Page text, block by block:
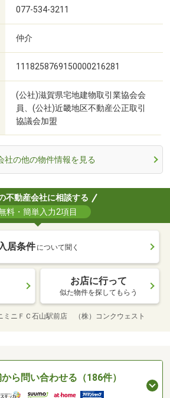
077-534-3211
仲介
1118258769150000216281
(公社)滋賀県宅地建物取引業協会会
員、(公社)近畿地区不動産公正取引
協議会加盟
社の他の物件情報を見る
不動産会社に相談する
料・簡単入力2項目
居条件 について聞く
お店に行って
似た物件を探してもらう
ミニＦＣ石山駅前店 （株）コンクウェスト
ら問い合わせる（186件）